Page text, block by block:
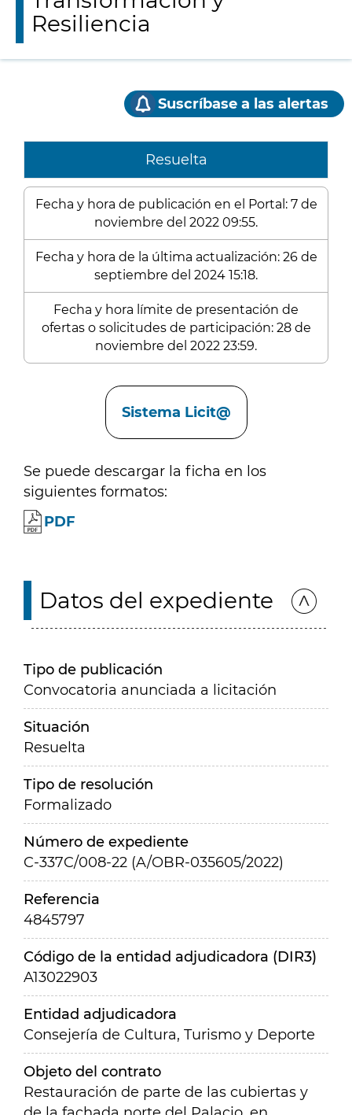
Resiliencia
Suscríbase a las alertas
Resuelta
Fecha y hora de publicación en el Portal: 7 de
noviembre del 2022 09:55.
Fecha y hora de la última actualización: 26 de
septiembre del 2024 15:18.
Fecha y hora límite de presentación de
ofertas o solicitudes de participación: 28 de
noviembre del 2022 23:59.
Sistema Licit@
Se puede descargar la ficha en los
siguientes formatos:
PDF
Datos del expediente
Tipo de publicación
Convocatoria anunciada a licitación
Situación
Resuelta
Tipo de resolución
Formalizado
Número de expediente
C-337C/008-22 (A/OBR-035605/2022)
Referencia
4845797
Código de la entidad adjudicadora (DIR3)
A13022903
Entidad adjudicadora
Consejería de Cultura, Turismo y Deporte
Objeto del contrato
Restauración de parte de las cubiertas y